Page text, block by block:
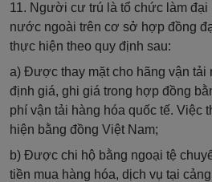
11. Người cư trú là tổ chức làm đại
nước ngoài trên cơ sở hợp đồng
thực hiện theo quy định sau:
a) Được thay mặt cho hãng vận tải
định giá, ghi giá trong hợp đồng
phí vận tải hàng hóa quốc tế. Việc
hiện bằng đồng Việt Nam;
b) Được chi hộ bằng ngoại tệ
tiền mua hàng hóa, dịch vụ tại